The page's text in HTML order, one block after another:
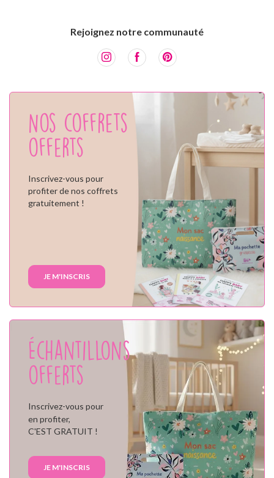
Rejoignez notre communauté
Nos coffrets
offerts
Inscrivez-vous pour
profiter de nos coffrets
gratuitement !
JE M'INSCRIS
Échantillons
offerts
Inscrivez-vous pour
en profiter,
C'EST GRATUIT !
JE M'INSCRIS